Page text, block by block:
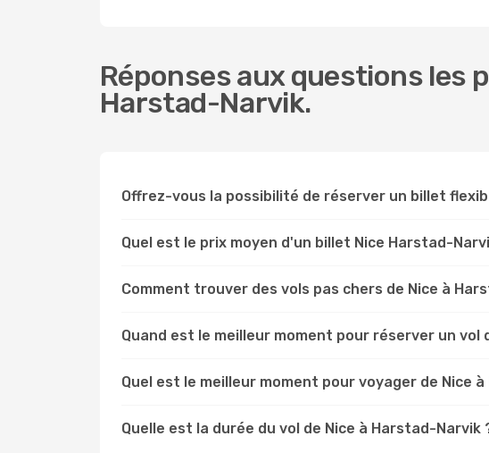
Réponses aux questions les
Harstad-Narvik.
Offrez-vous la possibilité de réserver un billet
Quel est le prix moyen d'un billet Nice Harstad-
Comment trouver des vols pas chers de Nice à
Quand est le meilleur moment pour réserver un vol
Quel est le meilleur moment pour voyager de Nice
Quelle est la durée du vol de Nice à Harstad-Narvik